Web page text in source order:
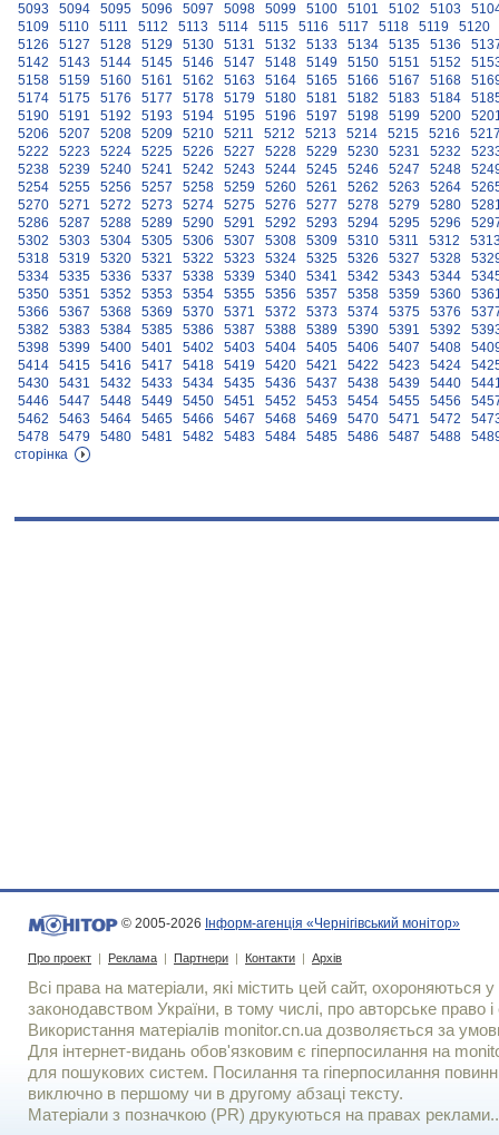
5093
5094 5095 5096 5097 5098 5099 5100 5101 5102 5103
5109
5110 5111 5112 5113 5114 5115 5116 5117 5118 5119
5120
5126
5127 5128 5129 5130 5131 5132 5133 5134 5135 5136
5142
5143 5144 5145 5146 5147 5148 5149 5150 5151 5152
5158
5159 5160 5161 5162 5163 5164 5165 5166 5167 5168
5174
5175 5176 5177 5178 5179 5180 5181 5182 5183 5184
5190
5191 5192 5193 5194 5195 5196 5197 5198 5199 5200
5206
5207 5208 5209 5210 5211 5212 5213 5214 5215 5216
5222
5223 5224 5225 5226 5227 5228 5229 5230 5231 5232
5238
5239 5240 5241 5242 5243 5244 5245 5246 5247 5248
5254
5255 5256 5257 5258 5259 5260 5261 5262 5263 5264
5270
5271 5272 5273 5274 5275 5276 5277 5278 5279 5280
5286
5287 5288 5289 5290 5291 5292 5293 5294 5295 5296
5302
5303 5304 5305 5306 5307 5308 5309 5310 5311 5312
5318
5319 5320 5321 5322 5323 5324 5325 5326 5327 5328
5334
5335 5336 5337 5338 5339 5340 5341 5342 5343 5344
5350
5351 5352 5353 5354 5355 5356 5357 5358 5359 5360
5366
5367 5368 5369 5370 5371 5372 5373 5374 5375 5376
5382
5383 5384 5385 5386 5387 5388 5389 5390 5391 5392
5398
5399 5400 5401 5402 5403 5404 5405 5406 5407 5408
5414
5415 5416 5417 5418 5419 5420 5421 5422 5423 5424
5430
5431 5432 5433 5434 5435 5436 5437 5438 5439 5440
5446
5447 5448 5449 5450 5451 5452 5453 5454 5455 5456
5462
5463 5464 5465 5466 5467 5468 5469 5470 5471 5472
5478
5479 5480 5481 5482 5483 5484 5485 5486 5487 5488
сторінка
© 2005-2026 Інформ-агенція «Чернігівський монітор»
Про проект | Реклама | Партнери | Контакти | Архів
Всі права на матеріали, які містить цей сайт, охороняються у
законодавством України, в тому числі, про авторське право і
Використання матерiалiв monitor.cn.ua дозволяється за
Для iнтернет-видань обов'язковим є гiперпосилання на
для пошукових систем. Посилання та гіперпосилання
виключно в першому чи в другому абзаці тексту.
Матеріали з позначкою (PR) друкуються на правах реклами..